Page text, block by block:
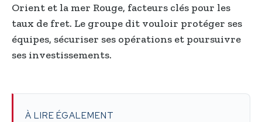
Orient et la mer Rouge, facteurs clés pour les
taux de fret. Le groupe dit vouloir protéger ses
équipes, sécuriser ses opérations et poursuivre
ses investissements.
À LIRE ÉGALEMENT